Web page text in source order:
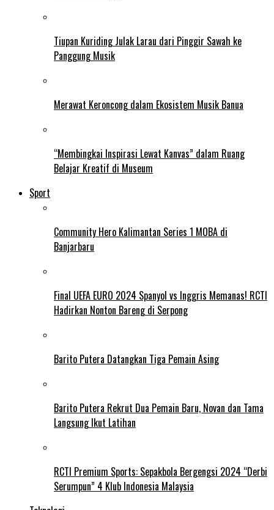
Tiupan Kuriding Julak Larau dari Pinggir Sawah ke
Panggung Musik
Merawat Keroncong dalam Ekosistem Musik Banua
“Membingkai Inspirasi Lewat Kanvas” dalam Ruang
Belajar Kreatif di Museum
Sport
Community Hero Kalimantan Series 1 MOBA di
Banjarbaru
Final UEFA EURO 2024 Spanyol vs Inggris Memanas! RCTI
Hadirkan Nonton Bareng di Serpong
Barito Putera Datangkan Tiga Pemain Asing
Barito Putera Rekrut Dua Pemain Baru, Novan dan Tama
Langsung Ikut Latihan
RCTI Premium Sports: Sepakbola Bergengsi 2024 “Derbi
Serumpun” 4 Klub Indonesia Malaysia